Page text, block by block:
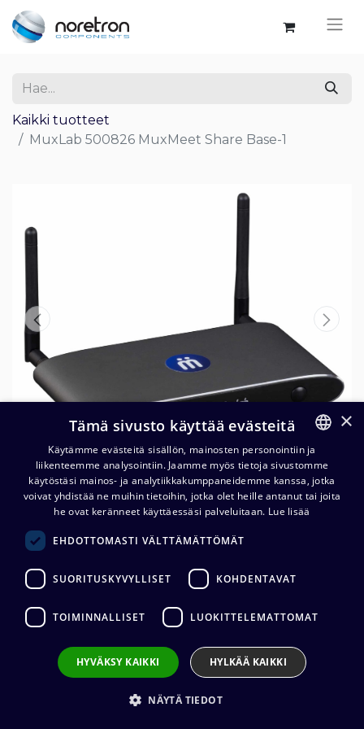
Kaikki tuotteet
MuxLab 500826 MuxMeet Share Base-1
MuxLab 500826 MuxMeet
Share Base-1
828,80€ (alv. 0 %)
Toimitus: 1-2 arkipäivää
FINNISH
ENGLISH
×
Tämä sivusto käyttää evästeitä
Käytämme evästeitä sisällön, mainosten personointiin ja
liikenteemme analysointiin. Jaamme myös tietoja sivustomme
käytöstäsi mainos- ja analytiikkakumppaneidemme kanssa, jotka
voivat yhdistää ne muihin tietoihin, jotka olet heille antanut tai joita
he ovat keränneet käyttäessäsi palveluitaan. Lue lisää
EHDOTTOMASTI VÄLTTÄMÄTTÖMÄT
SUORITUSKYVYLLISET KOHDENTAVAT
TOIMINNALLISET LUOKITTELEMATTOMAT
HYVÄKSY KAIKKI HYLKÄÄ KAIKKI
NÄYTÄ TIEDOT